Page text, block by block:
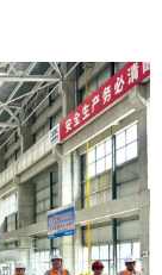
山西
江苏
江西
湖南